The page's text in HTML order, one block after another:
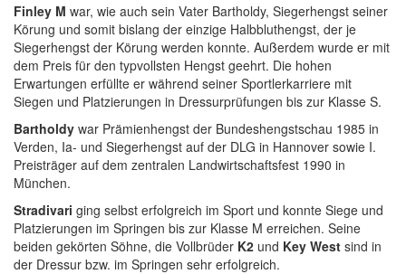
Finley M war, wie auch sein Vater Bartholdy, Siegerhengst seiner
Körung und somit bislang der einzige Halbbluthengst, der je
Siegerhengst der Körung werden konnte. Außerdem wurde er mit
dem Preis für den typvollsten Hengst geehrt. Die hohen
Erwartungen erfüllte er während seiner Sportlerkarriere mit
Siegen und Platzierungen in Dressurprüfungen bis zur Klasse S.
Bartholdy war Prämienhengst der Bundeshengstschau 1985 in
Verden, Ia- und Siegerhengst auf der DLG in Hannover sowie I.
Preisträger auf dem zentralen Landwirtschaftsfest 1990 in
München.
Stradivari ging selbst erfolgreich im Sport und konnte Siege und
Platzierungen im Springen bis zur Klasse M erreichen. Seine
beiden gekörten Söhne, die Vollbrüder K2 und Key West sind in
der Dressur bzw. im Springen sehr erfolgreich.